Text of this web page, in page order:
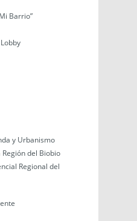
Barrio”
y Urbanismo
del Biobio
Regional del